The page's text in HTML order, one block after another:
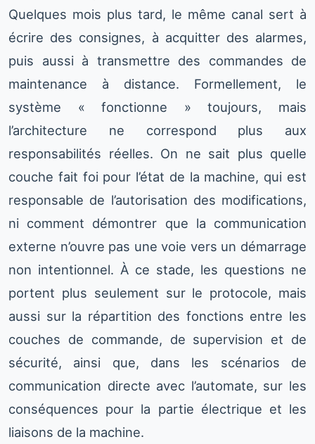
Quelques mois plus tard, le même canal sert à
écrire des consignes, à acquitter des alarmes,
puis aussi à transmettre des commandes de
maintenance à distance. Formellement, le
système « fonctionne » toujours, mais
l’architecture ne correspond plus aux
responsabilités réelles. On ne sait plus quelle
couche fait foi pour l’état de la machine, qui est
responsable de l’autorisation des modifications,
ni comment démontrer que la communication
externe n’ouvre pas une voie vers un démarrage
non intentionnel. À ce stade, les questions ne
portent plus seulement sur le protocole, mais
aussi sur la répartition des fonctions entre les
couches de commande, de supervision et de
sécurité, ainsi que, dans les scénarios de
communication directe avec l’automate, sur les
conséquences pour la partie électrique et les
liaisons de la machine.